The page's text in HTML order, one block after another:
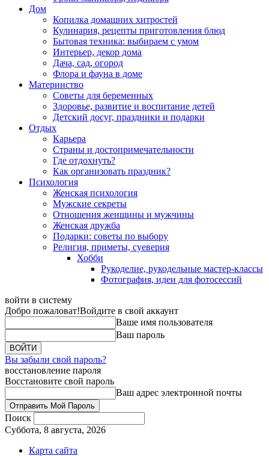
Дом
Копилка домашних хитростей
Кулинария, рецепты приготовления блюд
Бытовая техника: выбираем с умом
Интерьер, декор дома
Дача, сад, огород
Флора и фауна в доме
Материнство
Советы для беременных
Здоровье, развитие и воспитание детей
Детский досуг, праздники и подарки
Отдых
Карьера
Страны и достопримечательности
Где отдохнуть?
Как организовать праздник?
Психология
Женская психология
Мужские секреты
Отношения женщины и мужчины
Женская дружба
Подарки: советы по выбору
Религия, приметы, суеверия
Хобби
Рукоделие, рукодельные мастер-классы
Фотография, идеи для фотосессий
войти в систему
Добро пожаловат!Войдите в свой аккаунт
Ваше имя пользователя
Ваш пароль
Вы забыли свой пароль?
восстановление пароля
Восстановите свой пароль
Ваш адрес электронной почты
Поиск
Суббота, 8 августа, 2026
Карта сайта